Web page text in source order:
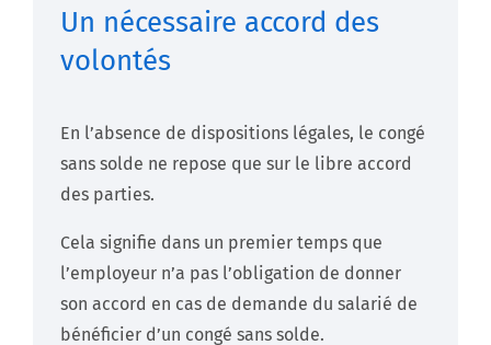
Un nécessaire accord des
volontés
En l’absence de dispositions légales, le congé
sans solde ne repose que sur le libre accord
des parties.
Cela signifie dans un premier temps que
l’employeur n’a pas l’obligation de donner
son accord en cas de demande du salarié de
bénéficier d’un congé sans solde.